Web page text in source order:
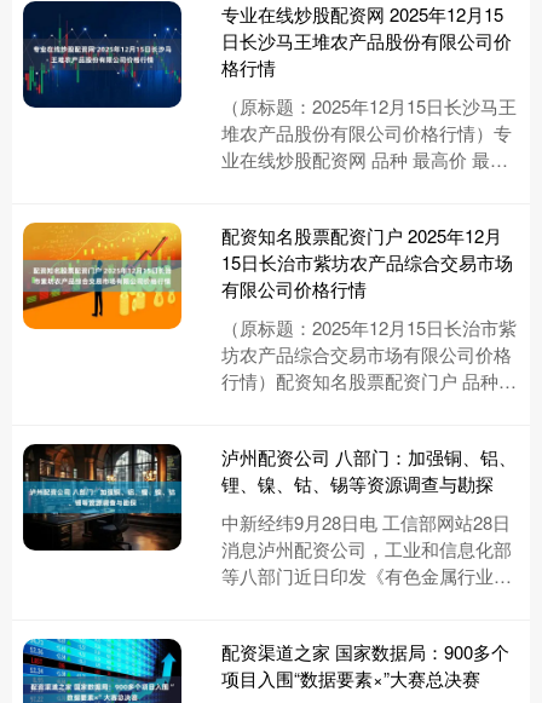
专业在线炒股配资网 2025年12月15
日长沙马王堆农产品股份有限公司价
格行情
（原标题：2025年12月15日长沙马王
堆农产品股份有限公司价格行情）专
业在线炒股配资网 品种 最高价 最低
配资知名股票配资门户 2025年12月
15日长治市紫坊农产品综合交易市场
有限公司价格行情
（原标题：2025年12月15日长治市紫
坊农产品综合交易市场有限公司价格
行情）配资知名股票配资门户 品种
泸州配资公司 八部门：加强铜、铝、
锂、镍、钴、锡等资源调查与勘探
中新经纬9月28日电 工信部网站28日
消息泸州配资公司，工业和信息化部
等八部门近日印发《有色金属行业稳
配资渠道之家 国家数据局：900多个
项目入围“数据要素×”大赛总决赛